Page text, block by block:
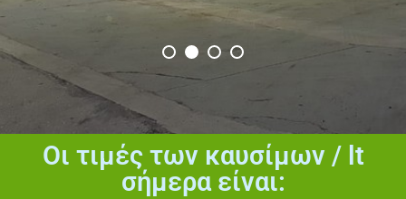
Οι τιμές των καυσίμων / lt
σήμερα είναι: